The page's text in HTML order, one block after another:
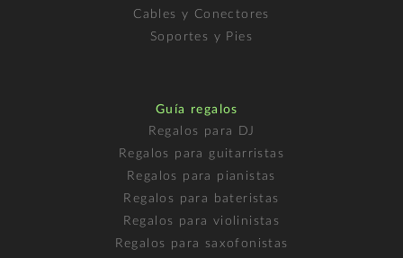
Cables y Conectores
Soportes y Pies
Guía regalos
Regalos para DJ
Regalos para guitarristas
Regalos para pianistas
Regalos para bateristas
Regalos para violinistas
Regalos para saxofonistas